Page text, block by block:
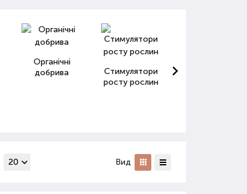
Органічні
добрива
Стимулятори
росту рослин
Вид